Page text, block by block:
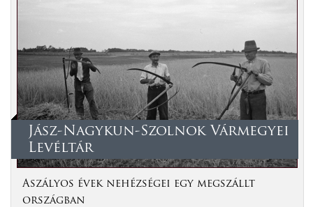
Jász-Nagykun-Szolnok Vármegyei
Levéltár
Aszályos évek nehézségei egy megszállt
országban